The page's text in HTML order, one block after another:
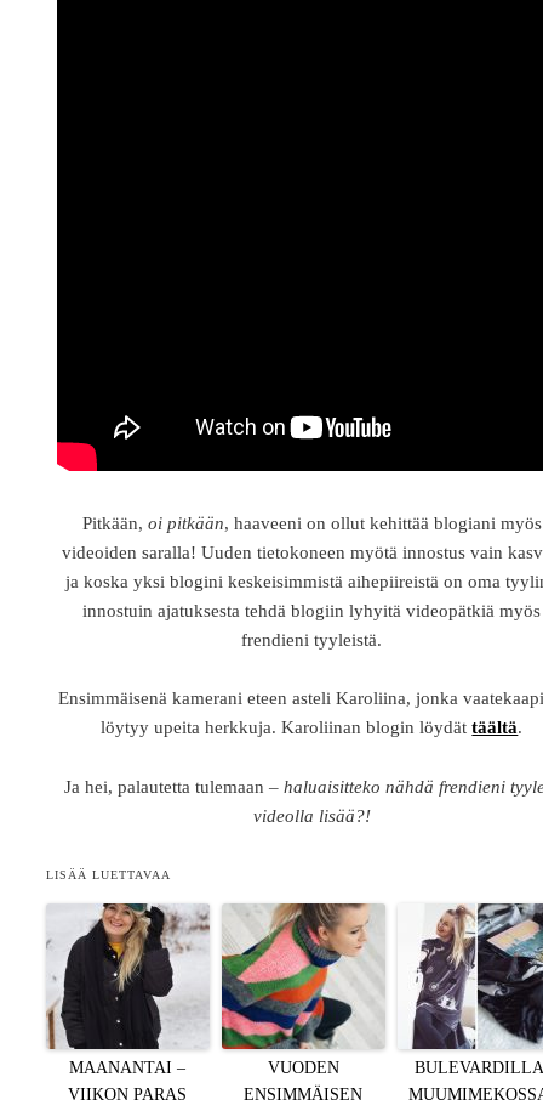
Pitkään, oi pitkään, haaveeni on ollut kehittää blogiani myös
videoiden saralla! Uuden tietokoneen myötä innostus vain
ja koska yksi blogini keskeisimmistä aihepiireistä on oma
innostuin ajatuksesta tehdä blogiin lyhyitä videopätkiä myös
frendieni tyyleistä.
Ensimmäisenä kamerani eteen asteli Karoliina, jonka
löytyy upeita herkkuja. Karoliinan blogin löydättäältä.
Ja hei, palautetta tulemaan – haluaisitteko nähdä frendieni
videolla lisää?!
LISÄÄ LUETTAVAA
MAANANTAI –
VIIKON PARAS
VUODEN
ENSIMMÄISEN
BULEVARDILLA